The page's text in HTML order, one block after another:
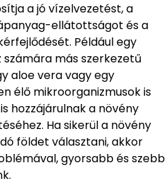
a jó vízelvezetést, a
ellátottságot és a
Például egy
más szerkezetű
aloe vera vagy egy
élő mikroorganizmusok is
hozzájárulnak a növény
Ha sikerül a növény
földet választani, akkor
gyorsabb és szebb